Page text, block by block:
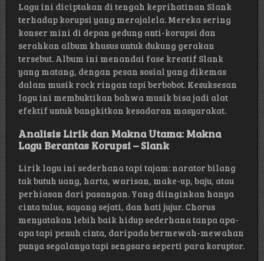
Lagu ini diciptakan di tengah keprihatinan Slank
terhadap korupsi yang merajalela. Mereka sering
konser mini di depan gedung anti-korupsi dan
serahkan album khusus untuk dukung gerakan
tersebut. Album ini menandai fase kreatif Slank
yang matang, dengan pesan sosial yang dikemas
dalam musik rock ringan tapi berbobot. Kesuksesan
lagu ini membuktikan bahwa musik bisa jadi alat
efektif untuk bangkitkan kesadaran masyarakat.
Analisis Lirik dan Makna Utama: Makna
Lagu Berantas Korupsi – Slank
Lirik lagu ini sederhana tapi tajam: narator bilang
tak butuh uang, harta, warisan, make-up, baju, atau
perhiasan dari pasangan. Yang diinginkan hanya
cinta tulus, sayang sejati, dan hati jujur. Chorus
menyatakan lebih baik hidup sederhana tanpa apa-
apa tapi penuh cinta, daripada bermewah-mewahan
punya segalanya tapi sengsara seperti para koruptor.